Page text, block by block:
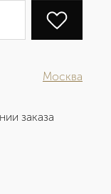
Москва
заказа